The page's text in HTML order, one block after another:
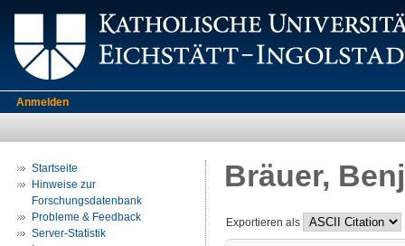
Anmelden
Startseite
Hinweise zur
Forschungsdatenbank
Probleme & Feedback
Server-Statistik
Bräuer,
Exportieren als